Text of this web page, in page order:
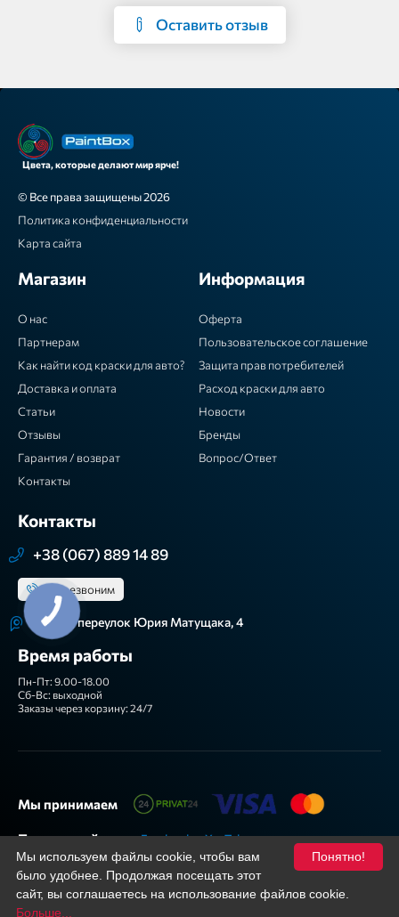
Оставить отзыв
Цвета, которые делают мир ярче!
© Все права защищены 2026
Политика конфиденциальности
Карта сайта
Магазин
О нас
Партнерам
Как найти код краски для авто?
Доставка и оплата
Статьи
Отзывы
Гарантия / возврат
Контакты
Информация
Оферта
Пользовательское соглашение
Защита прав потребителей
Расход краски для авто
Новости
Бренды
Вопрос/Ответ
Контакты
+38 (067) 889 14 89
Перезвоним
г. Киев, переулок Юрия Матущака, 4
Время работы
Пн-Пт: 9.00-18.00
Сб-Вс: выходной
Заказы через корзину: 24/7
Мы принимаем
Подписывайтесь Facebook
YouTube
Понятно!
Мы используем файлы cookie, чтобы вам
было удобнее. Продолжая посещать этот
сайт, вы соглашаетесь на использование файлов cookie.
Больше...